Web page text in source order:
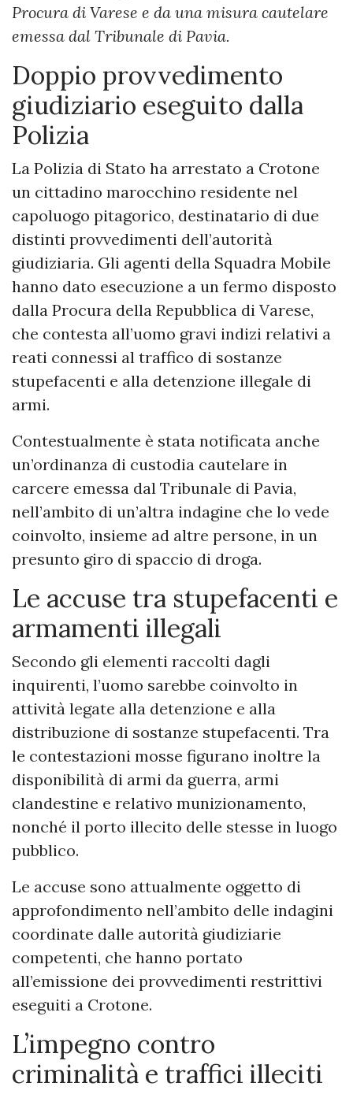
Procura di Varese e da una misura cautelare
emessa dal Tribunale di Pavia.
Doppio provvedimento
giudiziario eseguito dalla
Polizia
La Polizia di Stato ha arrestato a Crotone
un cittadino marocchino residente nel
capoluogo pitagorico, destinatario di due
distinti provvedimenti dell’autorità
giudiziaria. Gli agenti della Squadra Mobile
hanno dato esecuzione a un fermo disposto
dalla Procura della Repubblica di Varese,
che contesta all’uomo gravi indizi relativi a
reati connessi al traffico di sostanze
stupefacenti e alla detenzione illegale di
armi.
Contestualmente è stata notificata anche
un’ordinanza di custodia cautelare in
carcere emessa dal Tribunale di Pavia,
nell’ambito di un’altra indagine che lo vede
coinvolto, insieme ad altre persone, in un
presunto giro di spaccio di droga.
Le accuse tra stupefacenti e
armamenti illegali
Secondo gli elementi raccolti dagli
inquirenti, l’uomo sarebbe coinvolto in
attività legate alla detenzione e alla
distribuzione di sostanze stupefacenti. Tra
le contestazioni mosse figurano inoltre la
disponibilità di armi da guerra, armi
clandestine e relativo munizionamento,
nonché il porto illecito delle stesse in luogo
pubblico.
Le accuse sono attualmente oggetto di
approfondimento nell’ambito delle indagini
coordinate dalle autorità giudiziarie
competenti, che hanno portato
all’emissione dei provvedimenti restrittivi
eseguiti a Crotone.
L’impegno contro
criminalità e traffici illeciti